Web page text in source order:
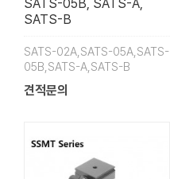
SATS-05B, SATS-A,
SATS-B
SATS-02A,SATS-05A,SATS-
05B,SATS-A,SATS-B
견적문의